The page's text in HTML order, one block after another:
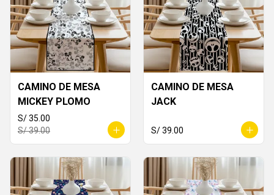
CAMINO DE MESA
MICKEY PLOMO
S/ 35.00
S/ 39.00
CAMINO DE MESA
JACK
S/ 39.00